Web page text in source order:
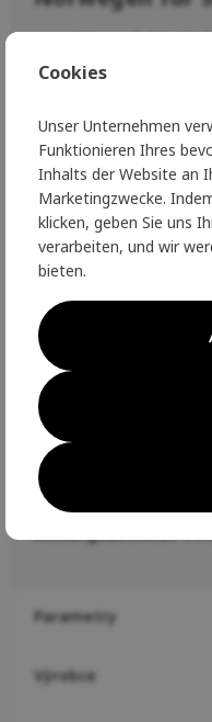
Wasserdichter
Stil
höherer Kragen
breiter Bund
Ergonomisch
Bewegungsfreiheit
Fleece-Futter für
Taschen für
Skipasstasche am
integrierte
Eindringen von
Parameter
Hauptmaterial
: 83%
Material 2: 94%
Überzug: 100% Polyester
Innenfutter: 100%
Wassersäule:5.000 WP
Parametry
Výrobce
Cookies
Unser Unternehmen
Funktionieren Ihres
Inhalts der Website an
Marketingzwecke.
klicken, geben Sie uns
verarbeiten, und wir
bieten.